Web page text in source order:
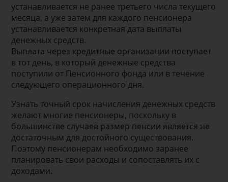
устанавливается не ранее третьего числа текущего
месяца, а уже затем для каждого пенсионера
устанавливается конкретная дата выплаты
денежных средств.
Выплата через кредитные организации поступает
в тот день, в который денежные средства
поступили от Пенсионного фонда или в течение
следующего операционного дня.
Узнать точный срок начисления денежных средств
желают многие пенсионеры, поскольку в
большинстве случаев размер пенсии является не
достаточным для достойного существования.
Поэтому пенсионерам необходимо заранее
планировать свои расходы и сопоставлять их с
доходами.